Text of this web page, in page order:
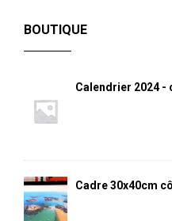
BOUTIQUE
Calendrier 2024 -
Cadre 30x40cm